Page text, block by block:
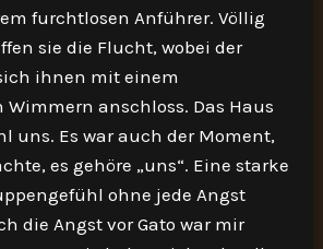
furchtlosen Anführer. Völlig
sie die Flucht, wobei der
ihnen mit einem
Wimmern anschloss. Das Haus
uns. Es war auch der Moment,
es gehöre „uns“. Eine starke
ohne jede Angst
die Angst vor Gato war mir